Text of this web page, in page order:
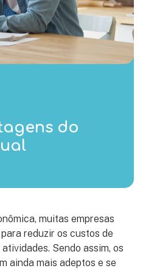
do
muitas empresas
reduzir os custos de
Sendo assim, os
ainda mais adeptos e se